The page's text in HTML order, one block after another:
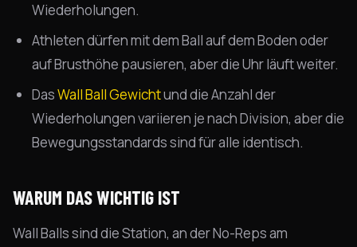
Wiederholungen.
Athleten dürfen mit dem Ball auf dem Boden oder
auf Brusthöhe pausieren, aber die Uhr läuft weiter.
DasWall Ball Gewichtund die Anzahl der
Wiederholungen variieren je nach Division, aber die
Bewegungsstandards sind für alle identisch.
WARUM DAS WICHTIG IST
Wall Balls sind die Station, an der No-Reps am